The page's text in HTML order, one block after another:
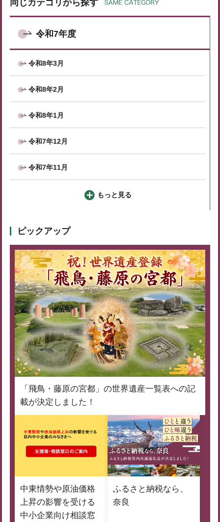
同じカテゴリから探す
令和7年度
令和8年3月
令和8年2月
令和8年1月
令和7年12月
令和7年11月
もっと見る
ピックアップ
「飛鳥・藤原の宮都」の世界遺産一覧表への記
載が決定しました！
中東情勢や原油価格
上昇の影響を受ける
中小企業向け相談窓
ふるさと納税なら、
奈良